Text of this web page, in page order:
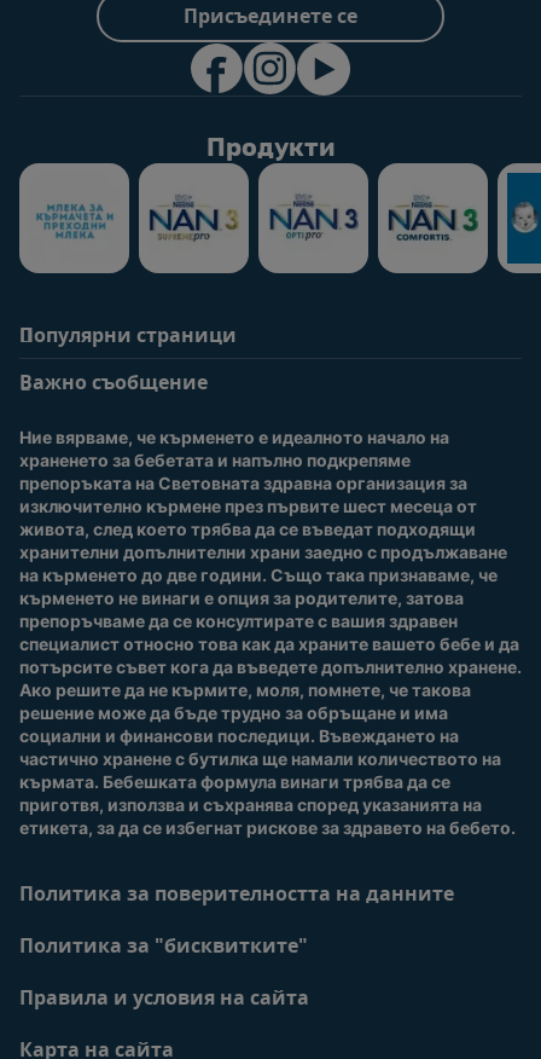
Присъединете се
Продукти
Популярни страници
Често задавани
За нас
Присъединете се към
Nestlé Baby Club
Купи сега
Нашите марки и
продукти
Качество и сигурност
Безплатно тестване
Важно съобщение
Ние вярваме, че кърменето е идеалното начало на
храненето за бебетата и напълно подкрепяме
препоръката на Световната здравна организация за
изключително кърмене през първите шест месеца от
живота, след което трябва да се въведат подходящи
хранителни допълнителни храни заедно с продължаване
на кърменето до две години. Също така признаваме, че
кърменето не винаги е опция за родителите, затова
препоръчваме да се консултирате с вашия здравен
специалист относно това как да храните вашето бебе и да
потърсите съвет кога да въведете допълнително хранене.
Ако решите да не кърмите, моля, помнете, че такова
решение може да бъде трудно за обръщане и има
социални и финансови последици. Въвеждането на
частично хранене с бутилка ще намали количеството на
кърмата. Бебешката формула винаги трябва да се
приготвя, използва и съхранява според указанията на
етикета, за да се избегнат рискове за здравето на бебето.
Политика за поверителността на данните
Политика за "бисквитките"
Правила и условия на сайта
Карта на сайта